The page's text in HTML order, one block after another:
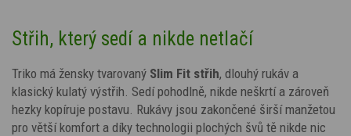
Střih, který sedí a nikde netlačí
Triko má žensky tvarovaný Slim Fit střih, dlouhý rukáv a
klasický kulatý výstřih. Sedí pohodlně, nikde neškrtí a zároveň
hezky kopíruje postavu. Rukávy jsou zakončené širší manžetou
pro větší komfort a díky technologii plochých švů tě nikde nic